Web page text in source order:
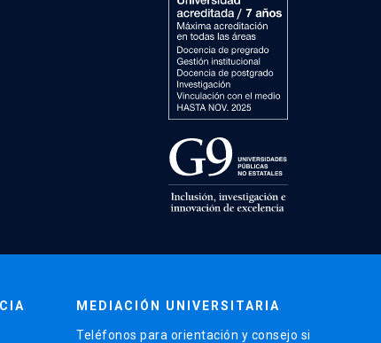
MEDIACIÓN UNIVERSITARIA
Teléfonos para orientación y consejo si